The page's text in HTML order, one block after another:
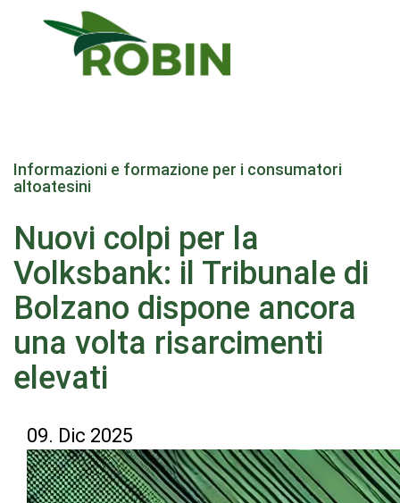
contenuto
Informazioni e formazione per i consumatori
altoatesini
Nuovi colpi per la
Volksbank: il Tribunale di
Bolzano dispone ancora
una volta risarcimenti
elevati
09. Dic 2025